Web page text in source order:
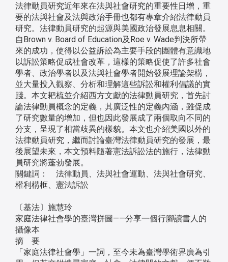
法律動員研究近年來在法與社會研究的重要性日增，重
要的法與社會及法與政治手冊也都有專章介紹法律動員
研究。法律動員研究的起源與美國政治發展息息相關。
自Brown v. Board of Education及Roe v. Wade判決所帶
來的成功，使得以公益訴訟為主要手段的團體有意識地
以訴訟策略促成社會改革，這樣的策略促使了許多社會
學者、政治學者以及法與社會學者開始發展理論架構，
並大量投入觀察、分析和理解這些訴訟和權利倡議的實
踐。本文耙梳並介紹西方文獻的法律動員研究，首先討
論法律動員概念的定義，其廣泛性的定義內涵，雖促成
了研究數量的增加，但也因此發展成了兩個取向不同的
分支，呈現了相當歧異的樣貌。本文也介紹美國以外的
法律動員研究，繼而討論臺灣法律動員研究的發展，最
後展望未來，本文預料隨著憲法訴訟法的施行，法律動
員研究將蓬勃發展。
關鍵詞： 法律動員、法與社會運動、法與社會研究、
權利構框、憲法訴訟
〔基法〕施慧玲
家庭法律社會學的臺灣拼圖——分享一個行腳讀書人的
攝像本
摘 要
「家庭法律社會學」一詞，至今未為臺灣學術界廣為引